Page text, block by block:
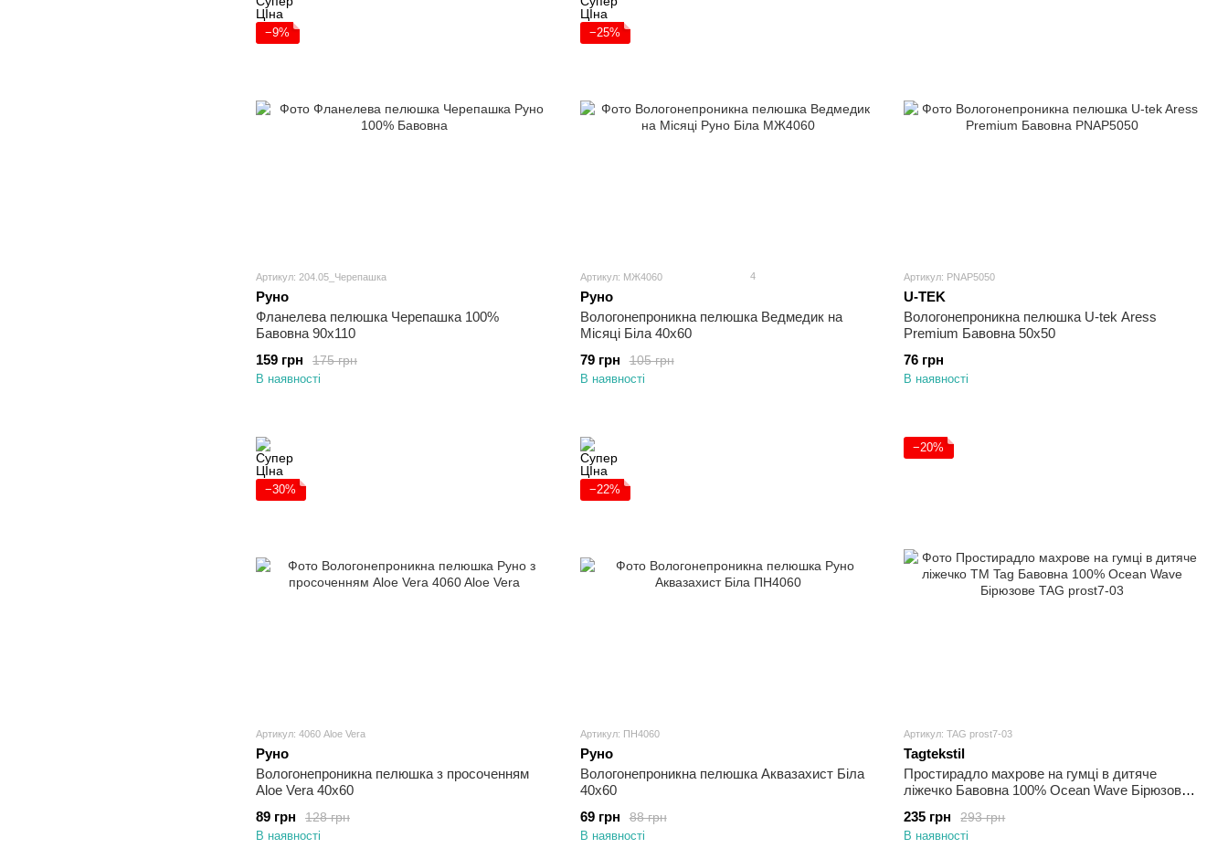
−9%
Артикул: 204.05_Черепашка
Руно
Фланелева пелюшка Черепашка 100%
Бавовна 90х110
175 грн
159 грн
В наявності
−25%
Артикул: МЖ4060 4
Руно
Вологонепроникна пелюшка Ведмедик на
Місяці Біла 40х60
105 грн
79 грн
В наявності
Артикул: PNAP5050
U-TEK
Вологонепроникна пелюшка U-tek Aress
Premium Бавовна 50х50
76 грн
В наявності
−30%
Артикул: 4060 Aloe Vera
Руно
Вологонепроникна пелюшка з просоченням
Aloe Vera 40х60
128 грн
89 грн
В наявності
−22%
Артикул: ПН4060
Руно
Вологонепроникна пелюшка Аквазахист Біла
40х60
88 грн
69 грн
В наявності
−20%
Артикул: TAG prost7-03
Tagtekstil
Простирадло махрове на гумці в дитяче
ліжечко Бавовна 100% Ocean Wave Бірюзове
293 грн
235 грн
В наявності